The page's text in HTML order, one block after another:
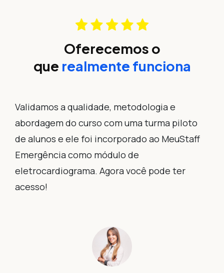
Oferecemos o
que realmente funciona
Validamos a qualidade, metodologia e
abordagem do curso com uma turma piloto
de alunos e ele foi incorporado ao MeuStaff
Emergência como módulo de
eletrocardiograma. Agora você pode ter
acesso!